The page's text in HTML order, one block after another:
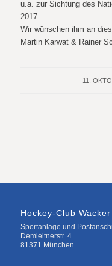
u.a. zur Sichtung des
2017.
Wir wünschen ihm an
Martin Karwat & Rainer
11. /
Hockey-Club
Sportanlage und
Demleitnerstr. 4
81371 München